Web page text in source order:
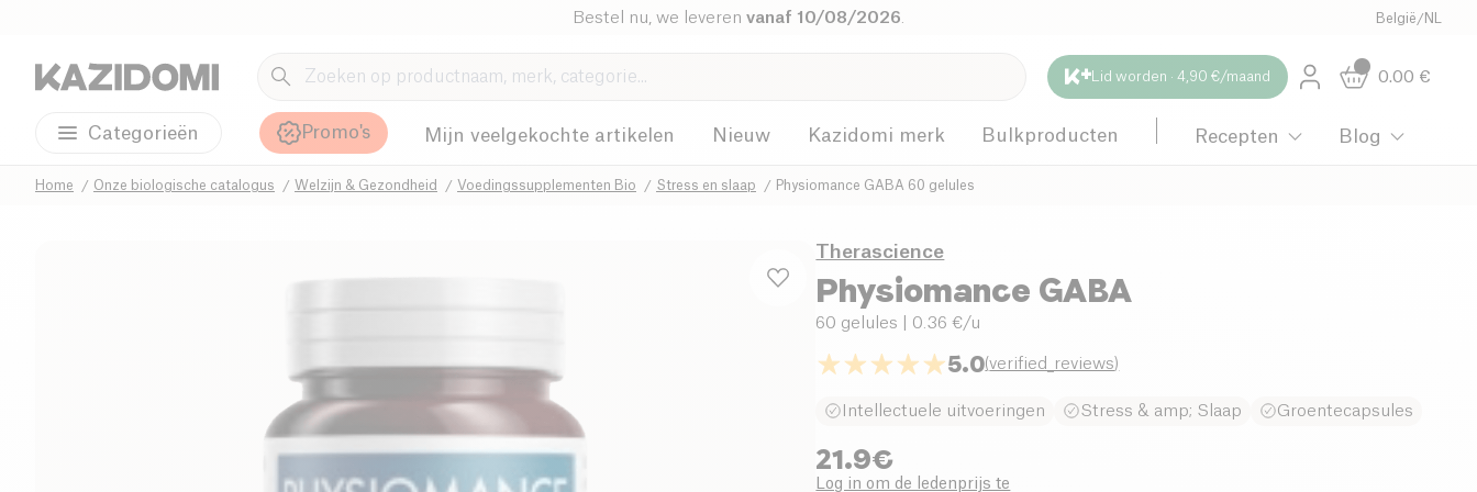
Bestel nu, we leveren vanaf 10/08/2026 België /NL
Lid worden · 4,90 €/maand 0.00 €
Categorieën Promo's Mijn veelgekochte artikelen Nieuw Kazidomi merk Bulkproducten Recepten Blog
Home Onze biologische catalogus Welzijn & Gezondheid Voedingssupplementen Bio Stress en slaap Physiomance GABA 60 gelules
Therascience
Physiomance GABA
60 gelules | 0.36 €/u
5.0(verified_reviews)
Intellectuele uitvoeringen Stress & amp; Slaap Groentecapsules
21.9€
Log in om de ledenprijs te